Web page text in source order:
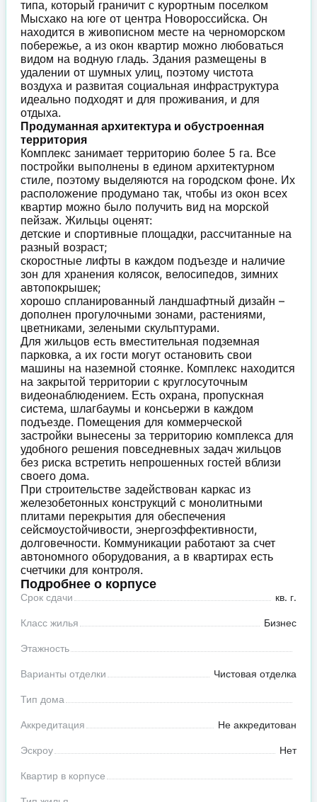
типа, который граничит с курортным поселком
Мысхако на юге от центра Новороссийска. Он
находится в живописном месте на черноморском
побережье, а из окон квартир можно любоваться
видом на водную гладь. Здания размещены в
удалении от шумных улиц, поэтому чистота
воздуха и развитая социальная инфраструктура
идеально подходят и для проживания, и для
отдыха.
Продуманная архитектура и обустроенная
территория
Комплекс занимает территорию более 5 га. Все
постройки выполнены в едином архитектурном
стиле, поэтому выделяются на городском фоне. Их
расположение продумано так, чтобы из окон всех
квартир можно было получить вид на морской
пейзаж. Жильцы оценят:
детские и спортивные площадки, рассчитанные на
разный возраст;
скоростные лифты в каждом подъезде и наличие
зон для хранения колясок, велосипедов, зимних
автопокрышек;
хорошо спланированный ландшафтный дизайн –
дополнен прогулочными зонами, растениями,
цветниками, зелеными скульптурами.
Для жильцов есть вместительная подземная
парковка, а их гости могут остановить свои
машины на наземной стоянке. Комплекс находится
на закрытой территории с круглосуточным
видеонаблюдением. Есть охрана, пропускная
система, шлагбаумы и консьержи в каждом
подъезде. Помещения для коммерческой
застройки вынесены за территорию комплекса для
удобного решения повседневных задач жильцов
без риска встретить непрошенных гостей вблизи
своего дома.
При строительстве задействован каркас из
железобетонных конструкций с монолитными
плитами перекрытия для обеспечения
сейсмоустойчивости, энергоэффективности,
долговечности. Коммуникации работают за счет
автономного оборудования, а в квартирах есть
счетчики для контроля.
Подробнее о корпусе
Срок сдачи кв. г.
Класс жилья Бизнес
Этажность
Варианты отделки Чистовая отделка
Тип дома
Аккредитация Не аккредитован
Эскроу Нет
Квартир в корпусе